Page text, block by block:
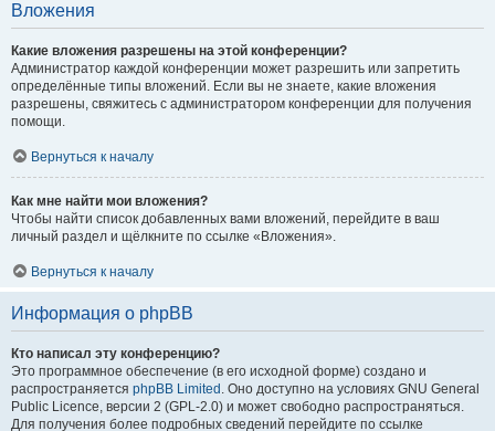
Вложения
Какие вложения разрешены на этой конференции?
Администратор каждой конференции может разрешить или запретить
определённые типы вложений. Если вы не знаете, какие вложения
разрешены, свяжитесь с администратором конференции для получения
помощи.
Вернуться к началу
Как мне найти мои вложения?
Чтобы найти список добавленных вами вложений, перейдите в ваш
личный раздел и щёлкните по ссылке «Вложения».
Вернуться к началу
Информация о phpBB
Кто написал эту конференцию?
Это программное обеспечение (в его исходной форме) создано и
распространяется phpBB Limited . Оно доступно на условиях GNU General
Public Licence, версии 2 (GPL-2.0) и может свободно распространяться.
Для получения более подробных сведений перейдите по ссылке